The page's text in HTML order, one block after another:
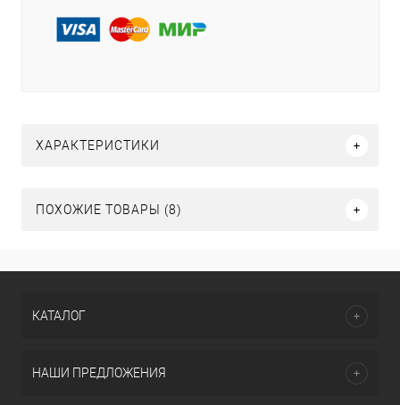
ХАРАКТЕРИСТИКИ
ПОХОЖИЕ ТОВАРЫ (8)
КАТАЛОГ
НАШИ ПРЕДЛОЖЕНИЯ